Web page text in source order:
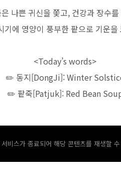
나쁜 귀신을 쫓고, 건강과 장수
기에 영양이 풍부한 팥으로 기운
<Today’s words>
✏️ 동지[DongJi]: Winter
✏️ 팥죽[Patjuk]: Red Bean
비스가 종료되어 해당 콘텐츠를 재생할